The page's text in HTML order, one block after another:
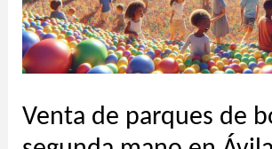
Venta de parques de